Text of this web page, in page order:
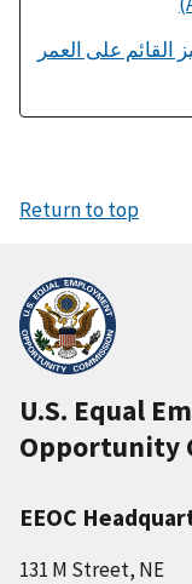
القائم على العمر
Return to top
U.S. Equal
Opportunity
EEOC
131 M Street, NE